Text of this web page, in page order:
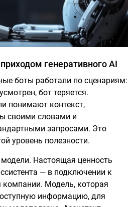
генеративного AI
боты работали по сценариям:
бот теряется.
понимают контекст,
своими словами и
запросами. Это
уровень полезности.
Настоящая ценность
— в подключении к
Модель, которая
информацию, для